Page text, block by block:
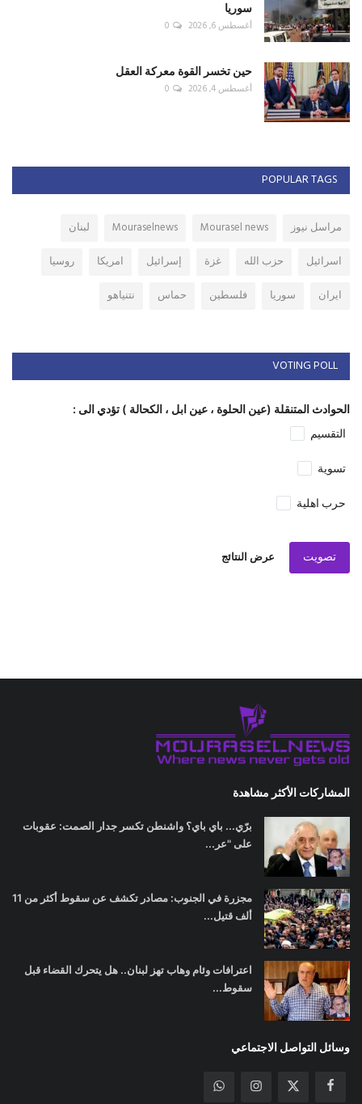
سوريا
أغسطس 6, 2026 0
حين تخسر القوة معركة العقل
أغسطس 4, 2026 0
POPULAR TAGS
مراسل نيوز Mourasel news
Mouraselnews
لبنان
اسرائيل
حزب الله غزة إسرائيل امريكا
روسيا
ايران
سوريا فلسطين حماس نتنياهو
VOTING POLL
الحوادث المتنقلة (عين الحلوة ، عين ابل ، الكحالة ) تؤدي الى :
التقسيم
تسوية
حرب اهلية
تصويت عرض النتائج
المشاركات الأكثر مشاهدة
برّي... باي باي؟ واشنطن تكسر جدار الصمت: عقوبات
على "عر...
مجزرة في الجنوب: مصادر تكشف عن سقوط أكثر من 11
ألف قتيل...
اعترافات وئام وهاب تهز لبنان.. هل يتحرك القضاء قبل
سقوط...
وسائل التواصل الاجتماعي